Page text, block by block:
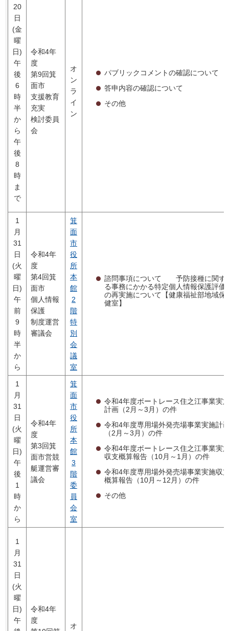
20
日
(金
曜
日)
午
後
6
時
半
か
ら
午
後
8
時
ま
で
令和4年
度
第9回箕
面市
支援教育
充実
検討委員
会
オ
ン
ラ
イ
ン
パブリックコメントの確認について
答申内容の確認について
その他
1
月
31
日
(火
曜
日)
午
前
9
時
半
か
ら
令和4年
度
第4回箕
面市
個人情報
保護
制度運営
審議会
箕
面
市
役
所
本
館
2
階
特
別
会
議
室
諮問事項について 予防接種に関す
る事務にかかる特定個人情報保護評価
の再実施について【健康福祉部地域保
健室】
1
月
31
日
(火
曜
日)
午
後
1
時
か
ら
令和4年
度
第3回箕
面市営競
艇運営審
議会
箕
面
市
役
所
本
館
3
階
委
員
会
室
令和4年度ボートレース住之江事業実
計画（2月～3月）の件
令和4年度専用場外発売場事業実施計
（2月～3月）の件
令和4年度ボートレース住之江事業実
収支概算報告（10月～1月）の件
令和4年度専用場外発売場事業実施収
概算報告（10月～12月）の件
その他
1
月
31
日
(火
曜
日)
午
令和4年
度
オ